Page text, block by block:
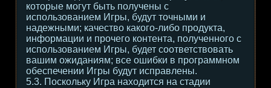
которые могут быть получены с
использованием Игры, будут точными и
надежными; качество какого-либо продукта,
информации и прочего контента, полученного с
использованием Игры, будет соответствовать
вашим ожиданиям; все ошибки в программном
обеспечении Игры будут исправлены.
5.3. Поскольку Игра находится на стадии